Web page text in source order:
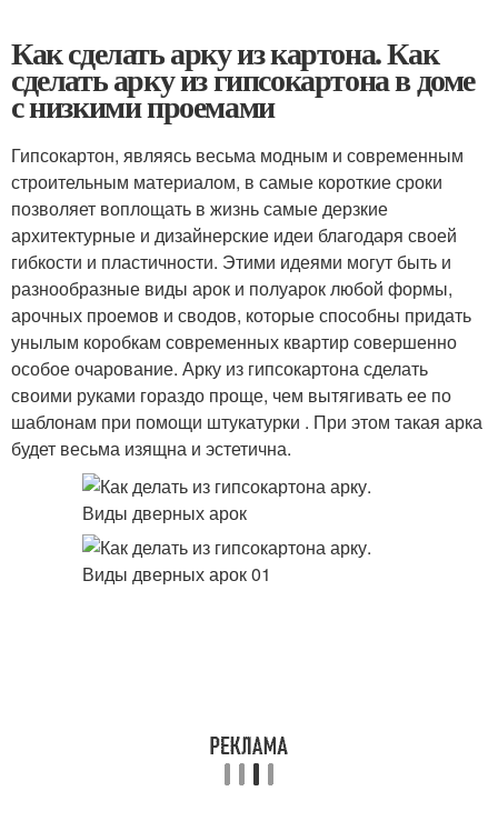
Как сделать арку из картона. Как
сделать арку из гипсокартона в доме
с низкими проемами
Гипсокартон, являясь весьма модным и современным
строительным материалом, в самые короткие сроки
позволяет воплощать в жизнь самые дерзкие
архитектурные и дизайнерские идеи благодаря своей
гибкости и пластичности. Этими идеями могут быть и
разнообразные виды арок и полуарок любой формы,
арочных проемов и сводов, которые способны придать
унылым коробкам современных квартир совершенно
особое очарование. Арку из гипсокартона сделать
своими руками гораздо проще, чем вытягивать ее по
шаблонам при помощи штукатурки . При этом такая арка
будет весьма изящна и эстетична.